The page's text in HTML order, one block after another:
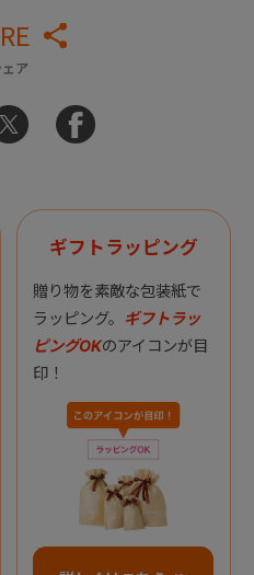
ェア
ギフトラッピング
贈り物を素敵な包装紙で
ラッピング。 ギフトラッ
ピングOKのアイコンが目
印！